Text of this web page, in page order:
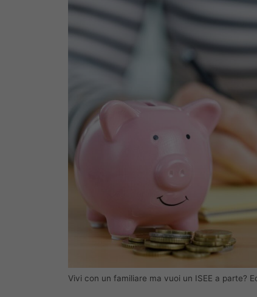
Vivi con un familiare ma vuoi un ISEE a parte?